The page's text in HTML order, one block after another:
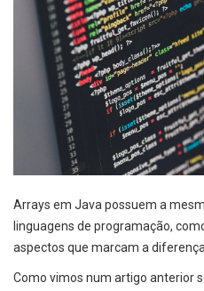
Arrays em Java possuem a
linguagens de programação,
aspectos que marcam a
Como vimos num artigo anterior